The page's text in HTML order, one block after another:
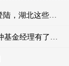
股配所 暴雨+10级以上雷暴大风！台风“红霞”登陆，湖北这些地方是暴雨中心
云上速融 曾在次贷危机中取得900%收益的对冲基金经理有了新的做空目标